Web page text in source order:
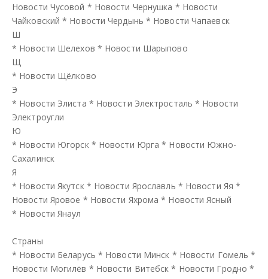
Новости Чусовой * Новости Чернушка * Новости
Чайковский * Новости Чердынь * Новости Чапаевск
Ш
* Новости Шелехов * Новости Шарыпово
Щ
* Новости Щёлково
Э
* Новости Элиста * Новости Электросталь * Новости
Электроугли
Ю
* Новости Югорск* Новости Юрга * Новости Южно-
Сахалинск
Я
* Новости Якутск* Новости Ярославль * Новости Яя *
Новости Яровое * Новости Яхрома * Новости Ясный
* Новости Янаул
Страны
* Новости Беларусь * Новости Минск * Новости Гомель *
Новости Могилёв * Новости Витебск * Новости Гродно *